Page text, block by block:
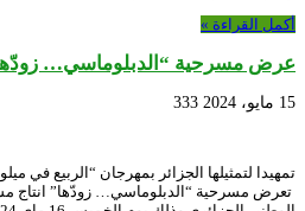
أكمل القراءة »
عرض مسرحية “الدبلوماسي…
15 مايو، 2024 333
تعرض مسرحية “الدبلوماسي… زودّها” انتاج